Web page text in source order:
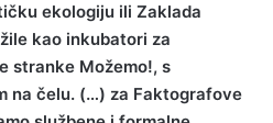
ekologiju ili Zaklada
kao inkubatori za
stranke Možemo!, s
na čelu. (…) za Faktografove